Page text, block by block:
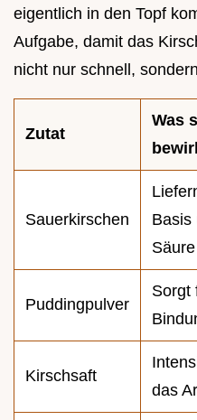
eigentlich in den Topf
Aufgabe, damit das
nicht nur schnell,
Zutat
Was
Sauerkirschen
Basis
Säure
Puddingpulver
Sorgt
Kirschsaft
das